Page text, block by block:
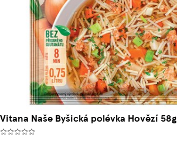
Vitana Naše Byšická polévka Hovězí 58g